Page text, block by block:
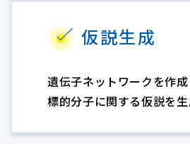
仮説生成
遺伝子ネットワークを作
標的分子に関する仮説を